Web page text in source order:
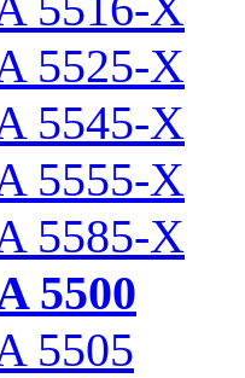
5525-X
5545-X
5555-X
5585-X
5500
5505